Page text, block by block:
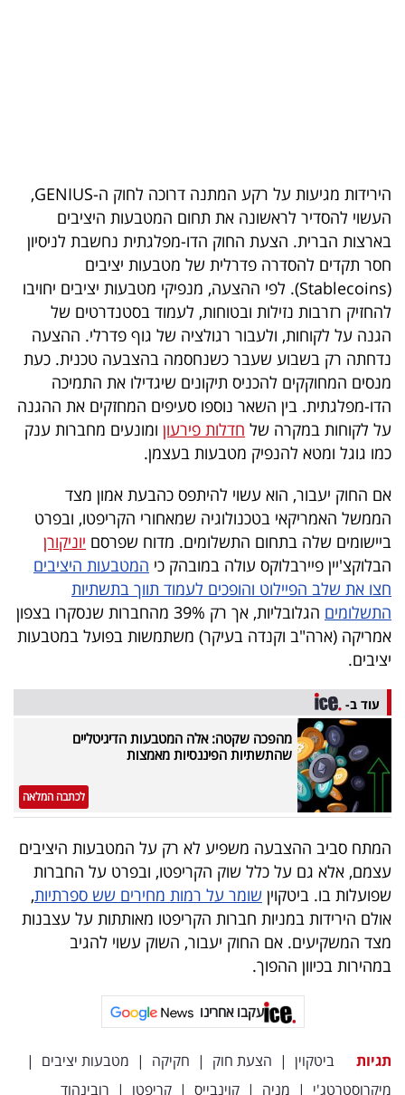
פודקאסט
40
UNDER
40
שיתופי
פעולה
דרושים
ניוזלטרים
מייל
אדום
פרסמו
באייס
עקבו
אחרינו:
הירידות מגיעות על רקע המתנה דרוכה לחוק ה-GENIUS,
העשוי להסדיר לראשונה את תחום המטבעות היציבים
בארצות הברית. הצעת החוק הדו-מפלגתית נחשבת לניסיון
חסר תקדים להסדרה פדרלית של מטבעות יציבים
(Stablecoins). לפי ההצעה, מנפיקי מטבעות יציבים יחויבו
להחזיק רזרבות נזילות ובטוחות, לעמוד בסטנדרטים של
הגנה על לקוחות, ולעבור רגולציה של גוף פדרלי. ההצעה
נדחתה רק בשבוע שעבר כשנחסמה בהצבעה טכנית. כעת
מנסים המחוקקים להכניס תיקונים שיגדילו את התמיכה
הדו-מפלגתית. בין השאר נוספו סעיפים המחזקים את ההגנה
על לקוחות במקרה של חדלות פירעון ומונעים מחברות ענק
כמו גוגל ומטא להנפיק מטבעות בעצמן.
אם החוק יעבור, הוא עשוי להיתפס כהבעת אמון מצד
הממשל האמריקאי בטכנולוגיה שמאחורי הקריפטו, ובפרט
ביישומים שלה בתחום התשלומים. מדוח שפרסם יוניקורן
הבלוקצ'יין פיירבלוקס עולה במובהק כי המטבעות היציבים
חצו את שלב הפיילוט והופכים לעמוד תווך בתשתיות
התשלומים
הגלובליות, אך רק 39% מהחברות שנסקרו בצפון
אמריקה (ארה"ב וקנדה בעיקר) משתמשות בפועל במטבעות
יציבים.
עוד ב-
מהפכה שקטה: אלה המטבעות הדיגיטליים
שהתשתיות הפיננסיות מאמצות
לכתבה המלאה
המתח סביב ההצבעה משפיע לא רק על המטבעות היציבים
עצמם, אלא גם על כלל שוק הקריפטו, ובפרט על החברות
שפועלות בו. ביטקוין שומר על רמות מחירים שש ספרתיות,
אולם הירידות במניות חברות הקריפטו מאותתות על עצבנות
מצד המשקיעים. אם החוק יעבור, השוק עשוי להגיב
במהירות בכיוון ההפוך.
עקבו אחרינו
תגיות ביטקוין | הצעת חוק | חקיקה | מטבעות יציבים |
מיקרוסטרטג'י | מניה | קוינבייס | קריפטו | רובינהוד